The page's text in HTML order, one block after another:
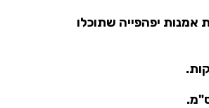
אמנות יפהפייה שתוכלו